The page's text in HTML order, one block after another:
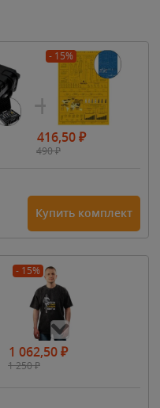
- 15%
416,50₽
490₽
Купить комплект
- 15%
1 062,50₽
1 250₽